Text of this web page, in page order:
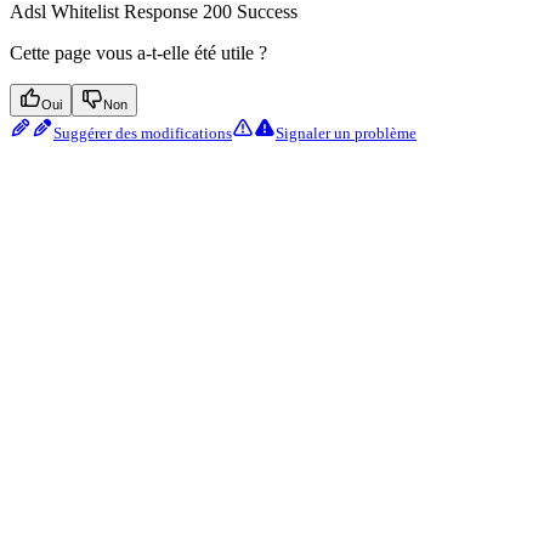
Adsl Whitelist Response 200 Success
Cette page vous a-t-elle été utile ?
Oui Non
Suggérer des modifications Signaler un problème